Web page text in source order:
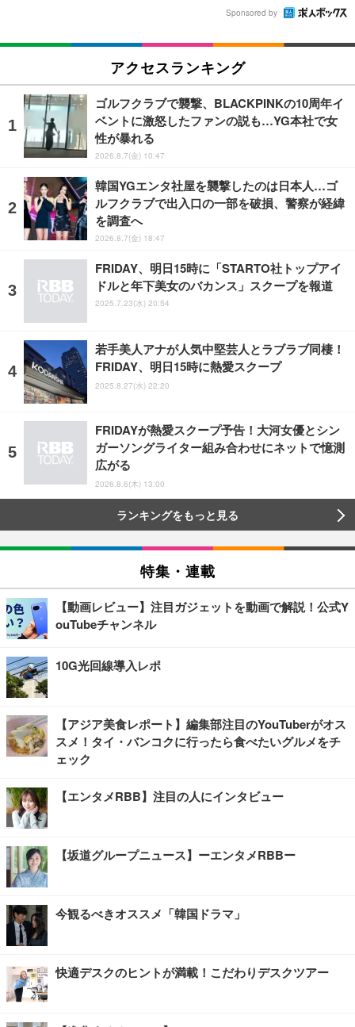
Sponsored by
アクセスランキング
ゴルフクラブで襲撃、BLACKPINKの10周年イ
ベントに激怒したファンの説も…YG本社で女
性が暴れる
2026.8.7(金) 10:47
韓国YGエンタ社屋を襲撃したのは日本人…ゴ
ルフクラブで出入口の一部を破損、警察が経緯
を調査へ
2026.8.7(金) 18:47
FRIDAY、明日15時に「STARTO社トップアイ
ドルと年下美女のバカンス」スクープを報道
2025.7.23(水) 20:54
若手美人アナが人気中堅芸人とラブラブ同棲！
FRIDAY、明日15時に熱愛スクープ
2025.8.27(水) 22:20
FRIDAYが熱愛スクープ予告！大河女優とシン
ガーソングライター組み合わせにネットで憶測
広がる
2026.8.6(木) 13:00
ランキングをもっと見る
特集・連載
【動画レビュー】注目ガジェットを動画で解説！公式Y
ouTubeチャンネル
10G光回線導入レポ
【アジア美食レポート】編集部注目のYouTuberがオス
スメ！タイ・バンコクに行ったら食べたいグルメをチ
ェック
【エンタメRBB】注目の人にインタビュー
【坂道グループニュース】ーエンタメRBBー
今観るべきオススメ「韓国ドラマ」
快適デスクのヒントが満載！こだわりデスクツアー